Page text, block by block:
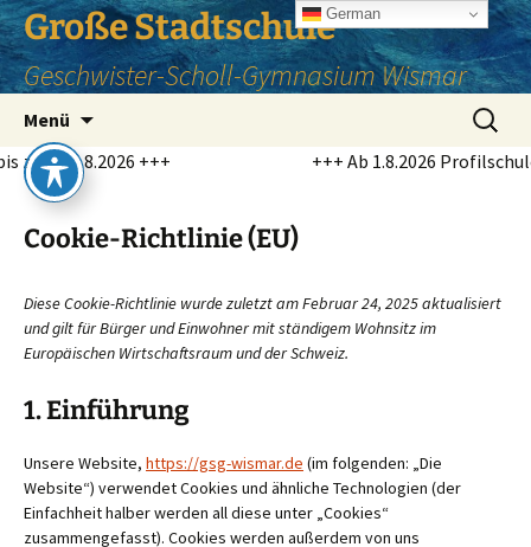
Zum
Inhalt
springen
Große Stadtschule
Geschwister-Scholl-Gymnasium Wismar
Menü
Suchen
nach:
+++
+++ Ab 1.8.2026 Profilschule für
Cookie-Richtlinie (EU)
Diese Cookie-Richtlinie wurde zuletzt am Februar 24, 2025 aktualisiert
und gilt für Bürger und Einwohner mit ständigem Wohnsitz im
Europäischen Wirtschaftsraum und der Schweiz.
1. Einführung
Unsere Website, https://gsg-wismar.de (im folgenden: „Die
Website“) verwendet Cookies und ähnliche Technologien (der
Einfachheit halber werden all diese unter „Cookies“
zusammengefasst). Cookies werden außerdem von uns
German